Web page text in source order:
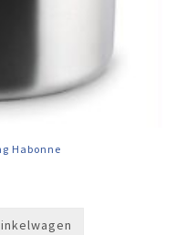
Habonne